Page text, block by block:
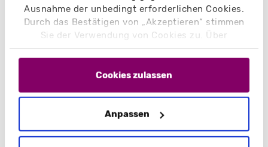
Ausnahme der unbedingt erforderlichen Cookies.
Durch das Bestätigen von „Akzeptieren“ stimmen
Sie der Verwendung von Cookies zu. Über
„Einstellungen“ können Sie auswählen, welche
Cookies Sie zulassen. Hier finden Sie unser
und unsereDatenschutzerklärung
Cookies zulassen
Anpassen
Spielzeug